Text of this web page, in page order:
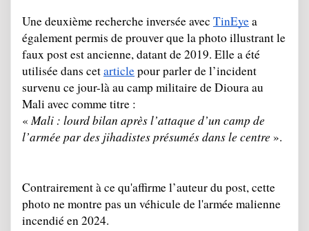
Une deuxième recherche inversée avec TinEye a
également permis de prouver que la photo illustrant le
faux post est ancienne, datant de 2019. Elle a été
utilisée dans cet article pour parler de l’incident
survenu ce jour-là au camp militaire de Dioura au
Mali avec comme titre :
« Mali : lourd bilan après l’attaque d’un camp de
l’armée par des jihadistes présumés dans le centre ».
Contrairement à ce qu'affirme l’auteur du post, cette
photo ne montre pas un véhicule de l'armée malienne
incendié en 2024.